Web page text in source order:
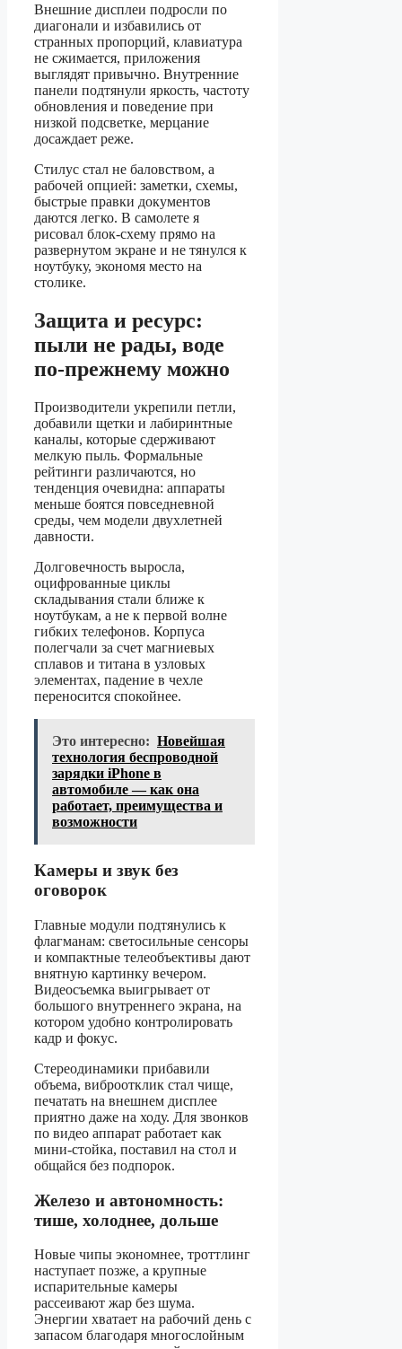
Внешние дисплеи подросли по
диагонали и избавились от
странных пропорций, клавиатура
не сжимается, приложения
выглядят привычно. Внутренние
панели подтянули яркость, частоту
обновления и поведение при
низкой подсветке, мерцание
досаждает реже.
Стилус стал не баловством, а
рабочей опцией: заметки, схемы,
быстрые правки документов
даются легко. В самолете я
рисовал блок-схему прямо на
развернутом экране и не тянулся к
ноутбуку, экономя место на
столике.
Защита и ресурс:
пыли не рады, воде
по-прежнему можно
Производители укрепили петли,
добавили щетки и лабиринтные
каналы, которые сдерживают
мелкую пыль. Формальные
рейтинги различаются, но
тенденция очевидна: аппараты
меньше боятся повседневной
среды, чем модели двухлетней
давности.
Долговечность выросла,
оцифрованные циклы
складывания стали ближе к
ноутбукам, а не к первой волне
гибких телефонов. Корпуса
полегчали за счет магниевых
сплавов и титана в узловых
элементах, падение в чехле
переносится спокойнее.
Это интересно: Новейшая
технология беспроводной
зарядки iPhone в
автомобиле — как она
работает, преимущества и
возможности
Камеры и звук без
оговорок
Главные модули подтянулись к
флагманам: светосильные сенсоры
и компактные телеобъективы дают
внятную картинку вечером.
Видеосъемка выигрывает от
большого внутреннего экрана, на
котором удобно контролировать
кадр и фокус.
Стереодинамики прибавили
объема, виброотклик стал чище,
печатать на внешнем дисплее
приятно даже на ходу. Для звонков
по видео аппарат работает как
мини-стойка, поставил на стол и
общайся без подпорок.
Железо и автономность:
тише, холоднее, дольше
Новые чипы экономнее, троттлинг
наступает позже, а крупные
испарительные камеры
рассеивают жар без шума.
Энергии хватает на рабочий день с
запасом благодаря многослойным